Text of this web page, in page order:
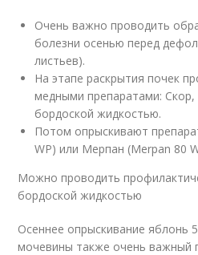
Очень важно проводить
болезни осенью перед
листьев).
На этапе раскрытия почек
медными препаратами: Скор,
бордоской жидкостью.
Потом опрыскивают
WP) или Мерпан (Merpan 80
Можно проводить
бордоской жидкостью
Осеннее опрыскивание яблонь
мочевины также очень важный